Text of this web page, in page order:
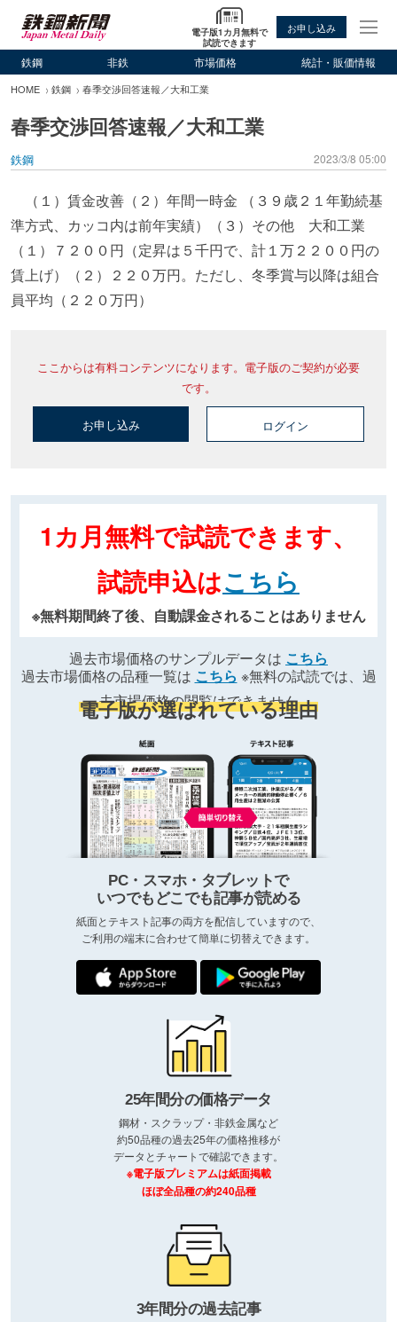
電子版1カ月無料で
試読できます
お申し込み
鉄鋼 非鉄 市場価格 統計・販価情報
HOME 鉄鋼 春季交渉回答速報／大和工業
春季交渉回答速報／大和工業
鉄鋼 2023/3/8 05:00
（１）賃金改善（２）年間一時金 （３９歳２１年勤続基
準方式、カッコ内は前年実績）（３）その他 大和工業
（１）７２００円（定昇は５千円で、計１万２２００円の
賃上げ）（２）２２０万円。ただし、冬季賞与以降は組合
員平均（２２０万円）
ここからは有料コンテンツになります。電子版のご契約が必要
です。
お申し込み ログイン
1カ月無料で試読できます、
試読申込はこちら
※無料期間終了後、自動課金されることはありません
過去市場価格のサンプルデータは こちら
過去市場価格の品種一覧は こちら ※無料の試読では、過
去市場価格の閲覧はできません
電子版が選ばれている理由
PC・スマホ・タブレットで
いつでもどこでも記事が読める
紙面とテキスト記事の両方を配信していますので、
ご利用の端末に合わせて簡単に切替えできます。
25年間分の価格データ
鋼材・スクラップ・非鉄金属など
約50品種の過去25年の価格推移が
データとチャートで確認できます。
※電子版プレミアムは紙面掲載
ほぼ全品種の約240品種
3年間分の過去記事